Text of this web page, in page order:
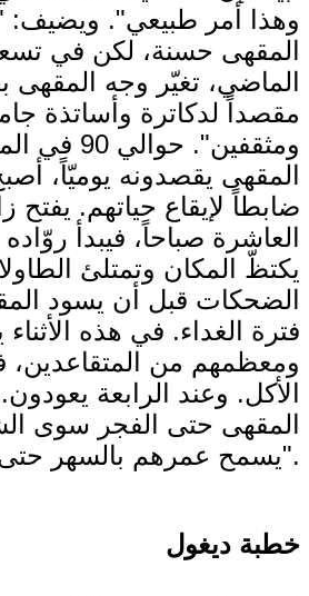
وهذا أمر طبيعي".
المقهى حسنة، لكن في
الماضي، تغيّر وجه المقهى
مقصداً لدكاترة وأساتذة
ومثقفين".
المقهى يقصدونه يوميّاً،
ضابطاً لإيقاع حياتهم.
العاشرة صباحاً، فيبدأ روّاده
يكتظّ المكان وتمتلئ
الضحكات قبل أن يسود
فترة الغداء. في هذه الأثناء
ومعظمهم من المتقاعدين،
الأكل. وعند الرابعة
المقهى حتى الفجر سوى
يسمح عمرهم بالسهر حتى "طلوع الضوء".
خطبة ديغول